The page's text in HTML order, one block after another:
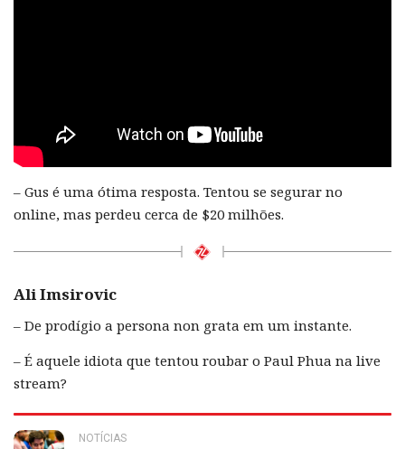
– Gus é uma ótima resposta. Tentou se segurar no
online, mas perdeu cerca de $20 milhões.
Ali Imsirovic
– De prodígio a persona non grata em um instante.
– É aquele idiota que tentou roubar o Paul Phua na live
stream?
NOTÍCIAS